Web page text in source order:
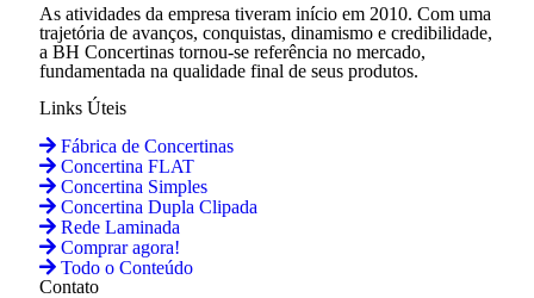
As atividades da empresa tiveram início em 2010. Com uma
trajetória de avanços, conquistas, dinamismo e credibilidade,
a BH Concertinas tornou-se referência no mercado,
fundamentada na qualidade final de seus produtos.
Links Úteis
Fábrica de Concertinas
Concertina FLAT
Concertina Simples
Concertina Dupla Clipada
Rede Laminada
Comprar agora!
Todo o Conteúdo
Contato